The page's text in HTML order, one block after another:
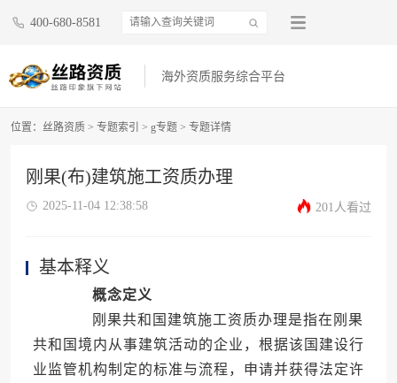
400-680-8581
海外资质服务综合平台
位置： 丝路资质 > 专题索引 > g专题 > 专题详情
刚果(布)建筑施工资质办理
2025-11-04 12:38:58 201人看过
基本释义
概念定义
刚果共和国建筑施工资质办理是指在刚果
共和国境内从事建筑活动的企业，根据该国建设行
业监管机构制定的标准与流程，申请并获得法定许